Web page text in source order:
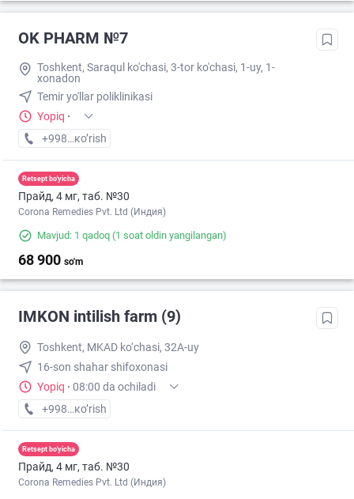
OK PHARM №7
Toshkent, Saraqul ko'chasi, 3-tor ko'chasi, 1-uy, 1-
xonadon
Temir yo'llar poliklinikasi
Yopiq ·
+998 (90) XXX-XX-XX
кo’rish
Retsept bo'yicha
Прайд, 4 мг, таб. №30
Corona Remedies Pvt. Ltd (Индия)
Mavjud: 1 qadoq (1 soat oldin yangilangan)
68 900 so'm
IMKON intilish farm (9)
Toshkent, MKAD ko‘chasi, 32A-uy
16-son shahar shifoxonasi
Yopiq · 08:00 da ochiladi
+998 (93) XXX-XX-XX
кo’rish
Retsept bo'yicha
Прайд, 4 мг, таб. №30
Corona Remedies Pvt. Ltd (Индия)